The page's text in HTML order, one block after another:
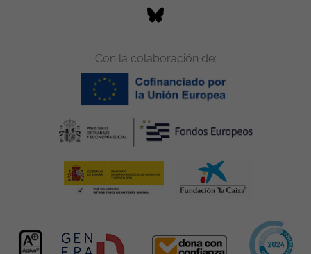
Con la colaboración de: